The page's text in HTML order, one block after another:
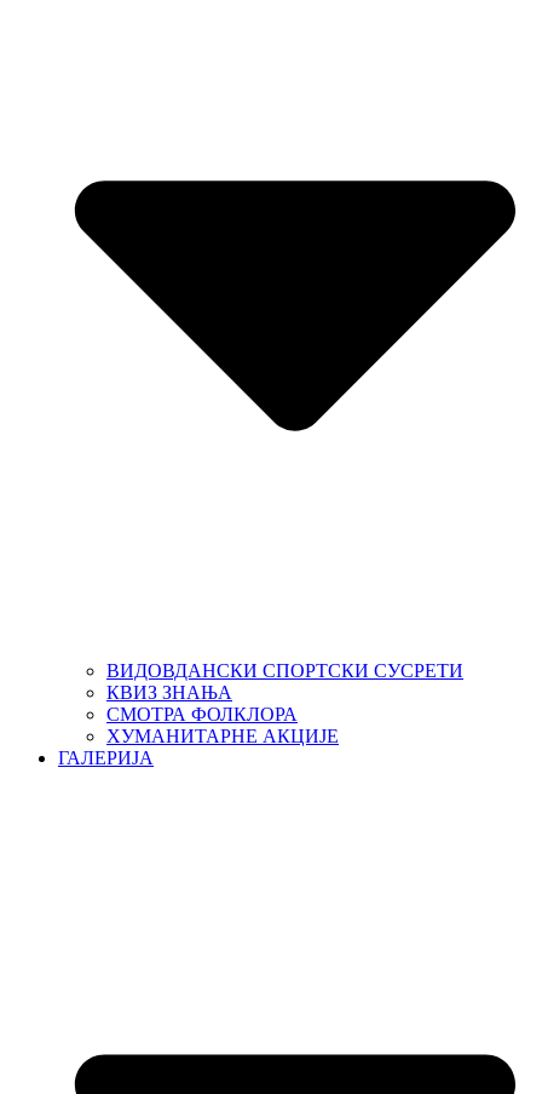
ВИДОВДАНСКИ СПОРТСКИ СУСРЕТИ
КВИЗ ЗНАЊА
СМОТРА ФОЛКЛОРА
ХУМАНИТАРНЕ АКЦИЈЕ
ГАЛЕРИЈА